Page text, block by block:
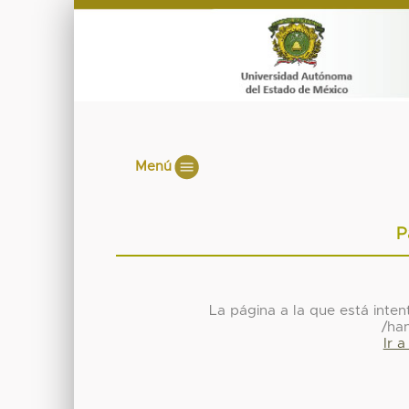
Menú
La página a la que está
/
Ir